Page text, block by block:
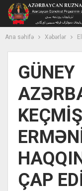
Ana səhifə Xəbərlər
GÜNEY
ÇAP